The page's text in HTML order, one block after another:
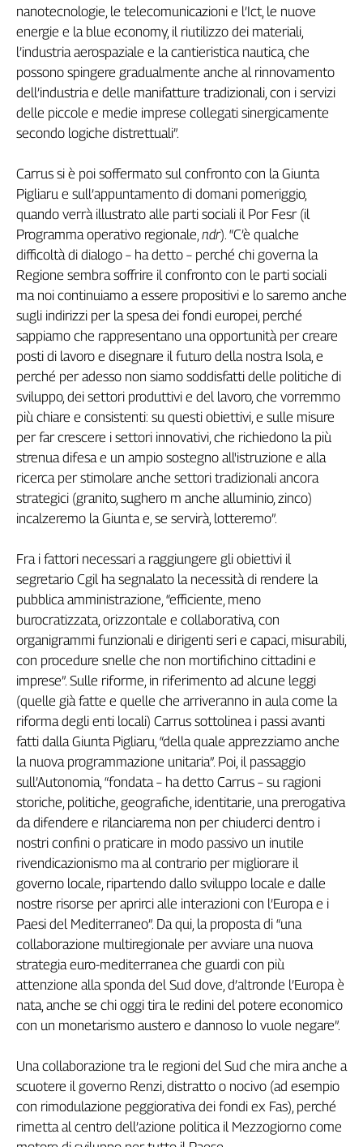
Speciali
G8
di
Genova,
il
sangue
ragione
anni
Cgil
Collettiva
Academy
Collettiva
Play
Rubriche
Collettiva
Talk
La
settimana
Collettiva
Girasoli
Il
Sassolino
Linea
Economica
Tech
Easy
Inserti
Idea
Diffusa
InFlai
Le
trasmissioni
tv
Work
in
Progress
L'Italia
nel
Territori
Abruzzo-
Adige
Basilicata
Calabria
Campania
Friuli
Venezia
Giulia
Lazio
nanotecnologie, le telecomunicazioni e l’Ict, le nuove
energie e la blue economy, il riutilizzo dei materiali,
l’industria aerospaziale e la cantieristica nautica, che
possono spingere gradualmente anche al rinnovamento
dell’industria e delle manifatture tradizionali, con i servizi
delle piccole e medie imprese collegati sinergicamente
secondo logiche distrettuali”.
Carrus si è poi soffermato sul confronto con la Giunta
Pigliaru e sull’appuntamento di domani pomeriggio,
quando verrà illustrato alle parti sociali il Por Fesr (il
Programma operativo regionale, ndr). “C’è qualche
difficoltà di dialogo – ha detto – perché chi governa la
Regione sembra soffrire il confronto con le parti sociali
ma noi continuiamo a essere propositivi e lo saremo anche
sugli indirizzi per la spesa dei fondi europei, perché
sappiamo che rappresentano una opportunità per creare
posti di lavoro e disegnare il futuro della nostra Isola, e
perché per adesso non siamo soddisfatti delle politiche di
sviluppo, dei settori produttivi e del lavoro, che vorremmo
più chiare e consistenti: su questi obiettivi, e sulle misure
per far crescere i settori innovativi, che richiedono la più
strenua difesa e un ampio sostegno all'istruzione e alla
ricerca per stimolare anche settori tradizionali ancora
strategici (‎granito, sughero m anche alluminio, zinco)
incalzeremo la Giunta e, se servirà, lotteremo”.
Fra i fattori necessari a raggiungere gli obiettivi il
segretario Cgil ha segnalato la necessità di rendere la
pubblica amministrazione, “efficiente, meno
burocratizzata, orizzontale e collaborativa, con
organigrammi funzionali e dirigenti seri e capaci, misurabili,
con procedure snelle che non mortifichino cittadini e
imprese”. Sulle riforme, in riferimento ad alcune leggi‎
(quelle già fatte e quelle che arriveranno in aula come la
riforma degli enti locali) Carrus sottolinea i passi avanti
fatti dalla Giunta Pigliaru, “della quale apprezziamo anche
la nuova programmazione unitaria”. Poi, il passaggio
sull’Autonomia, “fondata – ha detto Carrus – su ragioni
storiche, politiche, geografiche, identitarie, una prerogativa
da difendere e rilanciarema non per chiuderci dentro i
nostri confini o praticare in modo passivo un inutile
rivendicazionismo ma al contrario per migliorare il
governo locale, ripartendo dallo sviluppo locale e dalle
nostre risorse per aprirci alle interazioni con l’Europa e i
Paesi del Mediterraneo”. Da qui, la proposta di “una
collaborazione ‎multiregionale per avviare una nuova
strategia euro-mediterranea che guardi con più
attenzione alla sponda del Sud dove, d’altronde l’Europa è
nata, anche se chi oggi tira le redini del potere economico
con un monetarismo austero e dannoso lo vuole negare”.
Una collaborazione tra le regioni del Sud che mira anche a
scuotere il governo Renzi, distratto o nocivo (ad esempio
con rimodulazione peggiorativa dei fondi ex Fas), perché
rimetta al centro dell’azione politica il Mezzogiorno come